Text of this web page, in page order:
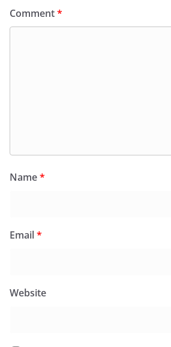
Comment*
Name*
Email*
Website